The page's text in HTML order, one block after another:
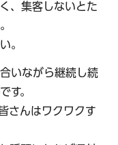
、集客しないとた
。
いながら継続し続
す。
さんはワクワクす